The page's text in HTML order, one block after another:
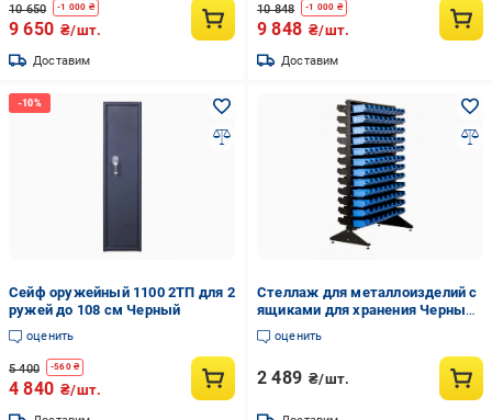
10 650 -1 000 ₴
9 650 ₴/шт.
Доставим
10 848 -1 000 ₴
9 848 ₴/шт.
Доставим
Сейф оружейный 1100 2ТП для 2
ружей до 108 см Черный
оценить
5 400 -560₴
4 840 ₴/шт.
Стеллаж для металлоизделий с
ящиками для хранения Черный
(1013)
оценить
2 489 ₴/шт.